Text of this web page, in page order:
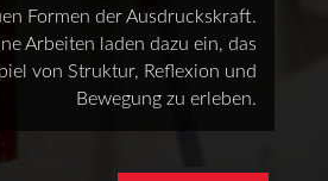
Formen der Ausdruckskraft.
Arbeiten laden dazu ein, das
von Struktur, Reflexion und
Bewegung zu erleben.